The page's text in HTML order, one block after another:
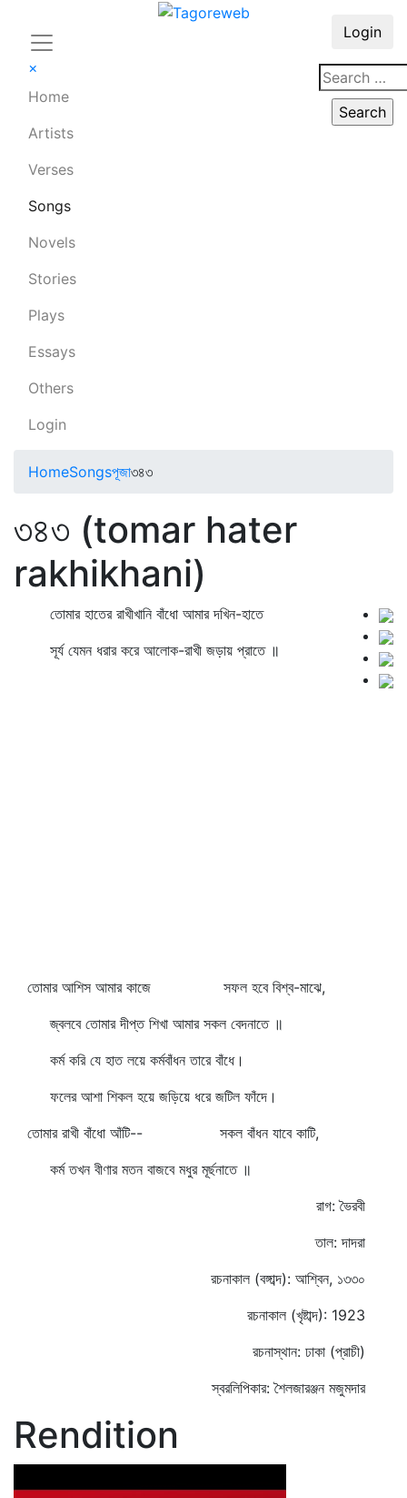
×
Home
Artists
Verses
Songs
Novels
Stories
Plays
Essays
Others
Login
Login
HomeSongsপূজা৩৪৩
৩৪৩ (tomar hater
rakhikhani)
তোমার হাতের রাখীখানি বাঁধো আমার দখিন-হাতে
সূর্য যেমন ধরার করে আলোক-রাখী জড়ায় প্রাতে ॥
তোমার আশিস আমার কাজে সফল হবে বিশ্ব-মাঝে,
জ্বলবে তোমার দীপ্ত শিখা আমার সকল বেদনাতে ॥
কর্ম করি যে হাত লয়ে কর্মবাঁধন তারে বাঁধে।
ফলের আশা শিকল হয়ে জড়িয়ে ধরে জটিল ফাঁদে।
তোমার রাখী বাঁধো আঁটি-- সকল বাঁধন যাবে কাটি,
কর্ম তখন বীণার মতন বাজবে মধুর মূর্ছনাতে ॥
রাগ: ভৈরবী
তাল: দাদরা
রচনাকাল (বঙ্গাব্দ): আশ্বিন, ১৩৩০
রচনাকাল (খৃষ্টাব্দ): 1923
রচনাস্থান: ঢাকা (প্রাচী)
স্বরলিপিকার: শৈলজারঞ্জন মজুমদার
Rendition